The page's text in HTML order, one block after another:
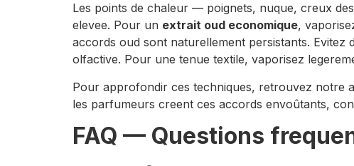
Les points de chaleur — poignets, nuque, creux
elevee. Pour un extrait oud economique,
accords oud sont naturellement persistants. Evitez
olfactive. Pour une tenue textile, vaporisez
Pour approfondir ces techniques, retrouvez notre
les parfumeurs creent ces accords envoûtants,
FAQ — Questions